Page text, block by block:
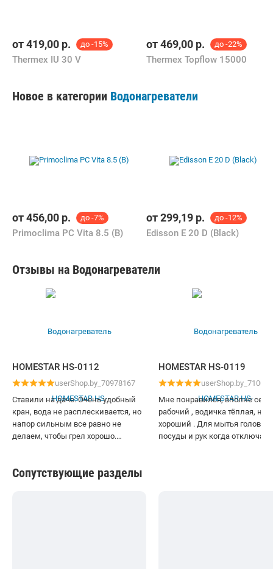
от419,00 р. до -15%
Thermex IU 30 V
от469,00 р. до -22%
Thermex Topflow 15000
Новое в категории Водонагреватели
от456,00 р. до -7%
Primoclima PC Vita 8.5 (B)
от299,19 р. до -12%
Edisson E 20 D (Black)
Отзывы на Водонагреватели
HOMESTAR HS-0112
userShop.by_70978167
Ставили на даче. Очень удобный
кран, вода не расплескивается, но
напор сильным все равно не
делаем, чтобы грел хорошо.
Для мелких нужд перестали воду
HOMESTAR HS-0119
Мне понравился, вполне себе
рабочий , водичка тёплая,
хороший . Для мытья головы ,
посуды и рук когда
Сопутствующие разделы